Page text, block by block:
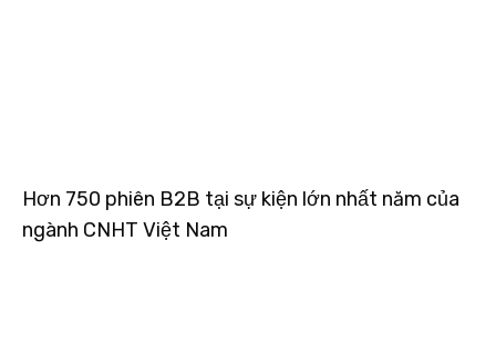
Hơn 750 phiên B2B tại sự kiện lớn nhất năm của
ngành CNHT Việt Nam